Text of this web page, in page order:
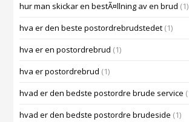
hur man skickar en bestÃ¤llning av en brud (1)
hva er den beste postordrebrudstedet (1)
hva er en postordrebrud (1)
hva er postordrebrud (1)
hvad er den bedste postordre brude service
hvad er den bedste postordre brudeside (1)